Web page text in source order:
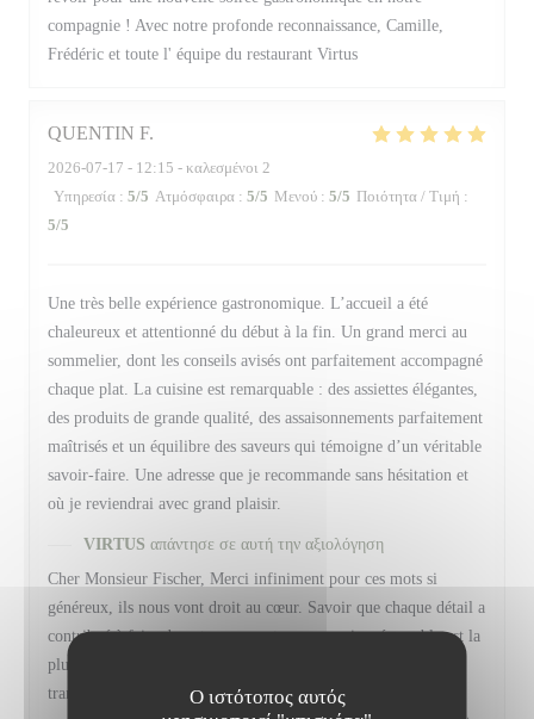
Ο ιστότοπος αυτός
compagnie ! Avec notre profonde reconnaissance, Camille,
Frédéric et toute l' équipe du restaurant Virtus
QUENTIN F
2026-07-17 - 12:15 - καλεσμένοι 2
Υπηρεσία : 5/5 Ατμόσφαιρα : 5/5 Μενού : 5/5 Ποιότητα / Τιμή :
5/5
Une très belle expérience gastronomique. L’accueil a été
chaleureux et attentionné du début à la fin. Un grand merci au
sommelier, dont les conseils avisés ont parfaitement accompagné
chaque plat. La cuisine est remarquable : des assiettes élégantes,
des produits de grande qualité, des assaisonnements parfaitement
maîtrisés et un équilibre des saveurs qui témoigne d’un véritable
savoir-faire. Une adresse que je recommande sans hésitation et
où je reviendrai avec grand plaisir.
VIRTUS απάντησε σε αυτή την αξιολόγηση
Cher Monsieur Fischer, Merci infiniment pour ces mots si
généreux, ils nous vont droit au cœur. Savoir que chaque détail a
contribué à faire de votre moment un souvenir mémorable est la
plus belle des récompenses pour toute notre équipe, et nous
transmettrons bien sûr vos compliments à Baptiste, notre